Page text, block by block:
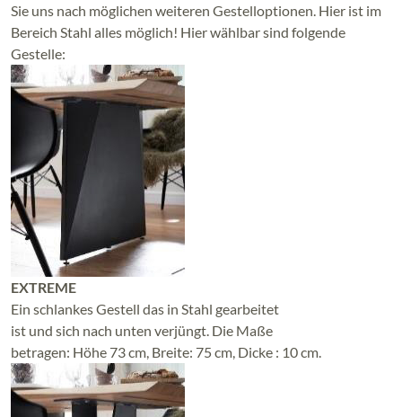
Sie uns nach möglichen weiteren Gestelloptionen. Hier ist im
Bereich Stahl alles möglich! Hier wählbar sind folgende
Gestelle:
EXTREME
Ein schlankes Gestell das in Stahl gearbeitet
ist und sich nach unten verjüngt. Die Maße
betragen: Höhe 73 cm, Breite: 75 cm, Dicke : 10 cm.